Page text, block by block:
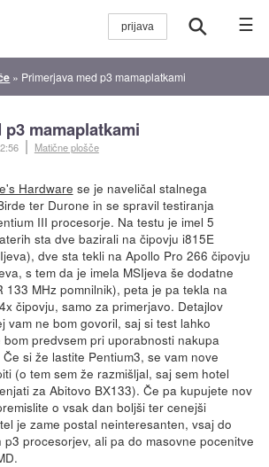
☰
» Primerjava med p3 mamaplatkami
mamaplatkami
Matične plošče
Hardware se je naveličal stalnega
ter Durone in se spravil testiranja
III procesorje. Na testu je imel 5
sta dve bazirali na čipovju i815E
dve sta tekli na Apollo Pro 266 čipovju
s tem da je imela MSIjeva še dodatne
133 MHz pomnilnik), peta je pa tekla na
čipovju, samo za primerjavo. Detajlov
vam ne bom govoril, saj si test lahko
bom predvsem pri uporabnosti nakupa
si že lastite Pentium3, se vam nove
(o tem sem že razmišljal, saj sem hotel
za Abitovo BX133). Če pa kupujete nov
o vsak dan boljši ter cenejši
je zame postal neinteresanten, vsaj do
procesorjev, ali pa do masovne pocenitve